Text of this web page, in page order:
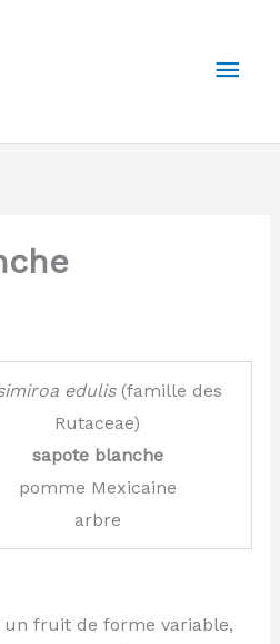
edulis(famille des
Rutaceae)
sapote blanche
pomme Mexicaine
arbre
un fruit de forme variable,